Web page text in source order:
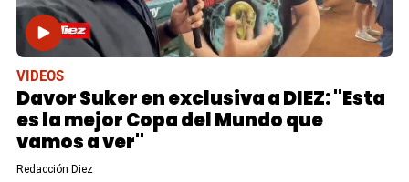
VIDEOS
Davor Suker en exclusiva a DIEZ: "Esta
es la mejor Copa del Mundo que
vamos a ver"
Redacción Diez